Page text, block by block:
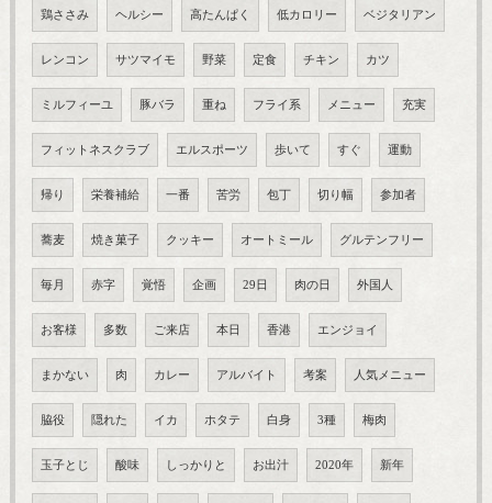
鶏ささみ ヘルシー 高たんぱく 低カロリー ベジタリアン
レンコン サツマイモ 野菜 定食 チキン カツ
ミルフィーユ 豚バラ 重ね フライ系 メニュー 充実
フィットネスクラブ エルスポーツ 歩いて すぐ 運動
帰り 栄養補給 一番 苦労 包丁 切り幅 参加者
蕎麦 焼き菓子 クッキー オートミール グルテンフリー
毎月 赤字 覚悟 企画 29日 肉の日 外国人
お客様 多数 ご来店 本日 香港 エンジョイ
まかない 肉 カレー アルバイト 考案 人気メニュー
脇役 隠れた イカ ホタテ 白身 3種 梅肉
玉子とじ 酸味 しっかりと お出汁 2020年 新年